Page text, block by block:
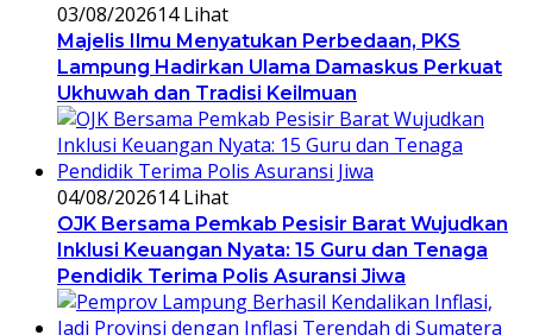
03/08/202614 Lihat
Majelis Ilmu Menyatukan Perbedaan, PKS
Lampung Hadirkan Ulama Damaskus Perkuat
Ukhuwah dan Tradisi Keilmuan
04/08/202614 Lihat
OJK Bersama Pemkab Pesisir Barat Wujudkan
Inklusi Keuangan Nyata: 15 Guru dan Tenaga
Pendidik Terima Polis Asuransi Jiwa